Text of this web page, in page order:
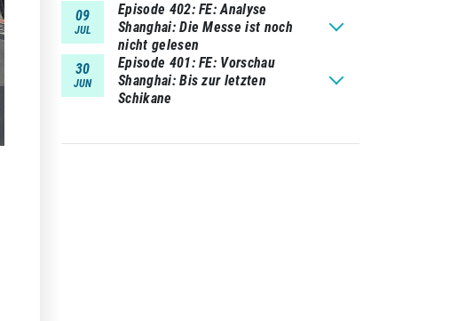
09
JUL
Episode 402 FE: Analyse
Shanghai: Die Messe ist noch
nicht gelesen
30
JUN
Episode 401 FE: Vorschau
Shanghai: Bis zur letzten
Schikane